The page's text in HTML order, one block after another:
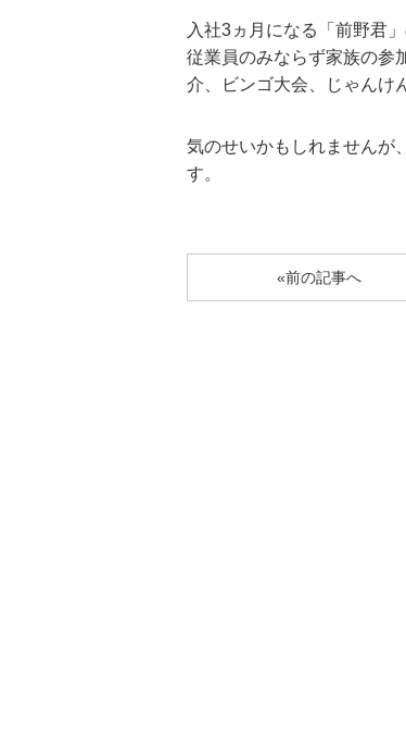
入社3ヵ月になる「前野君
従業員のみならず家族の参
介、ビンゴ大会、じゃんけ
気のせいかもしれませんが
す。
«前の記事へ